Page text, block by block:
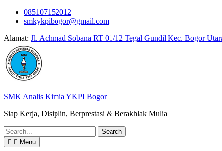
Skip
085107152012
smkykpibogor@gmail.com
Alamat: Jl. Achmad Sobana RT 01/12 Tegal Gundil Kec. Bogor
SMK Analis Kimia YKPI Bogor
Siap Kerja, Disiplin, Berprestasi & Berakhlak Mulia
Search
for:
Menu